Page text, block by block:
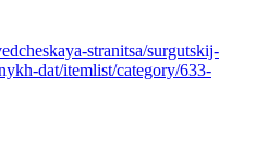
stranitsa/surgutskij-
dat/itemlist/category/633-